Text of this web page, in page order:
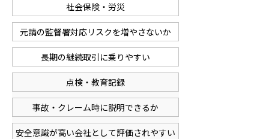
社会保険・労災
元請の監督署対応リスクを増やさないか
長期の継続取引に乗りやすい
点検・教育記録
事故・クレーム時に説明できるか
安全意識が高い会社として評価されやすい